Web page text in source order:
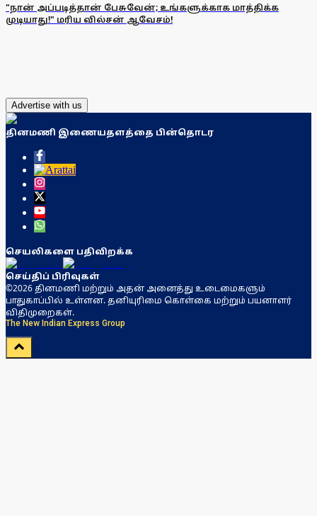
"நான் அப்படித்தான் பேசுவேன்; உங்களுக்காக மாத்திக்க
முடியாது!" மரிய வில்சன் ஆவேசம்!
Advertise with us
தினமணி இணையதளத்தை பின்தொடர
செயலிகளை பதிவிறக்க
செய்திப் பிரிவுகள்
©2026 தினமணி மற்றும் அதன் அனைத்து உடைமைகளும்
பாதுகாப்பில் உள்ளன. தனியுரிமை கொள்கை மற்றும் பயனாளர்
விதிமுறைகள்.
The New Indian Express Group